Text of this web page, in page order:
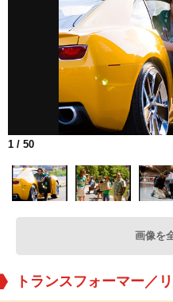
1 / 50
画像を
トランスフォーマー／